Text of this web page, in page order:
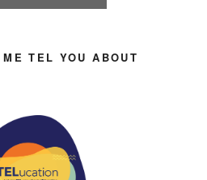
TEL YOU ABOUT